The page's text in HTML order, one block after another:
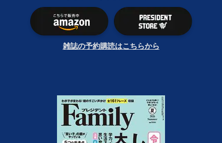
雑誌の予約購読はこちらから